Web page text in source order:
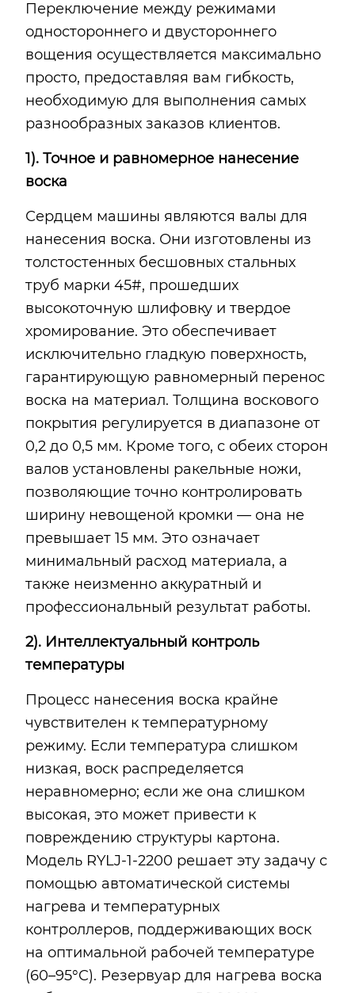
Переключение между режимами
одностороннего и двустороннего
вощения осуществляется максимально
просто, предоставляя вам гибкость,
необходимую для выполнения самых
разнообразных заказов клиентов.
1). Точное и равномерное нанесение
воска
Сердцем машины являются валы для
нанесения воска. Они изготовлены из
толстостенных бесшовных стальных
труб марки 45#, прошедших
высокоточную шлифовку и твердое
хромирование. Это обеспечивает
исключительно гладкую поверхность,
гарантирующую равномерный перенос
воска на материал. Толщина воскового
покрытия регулируется в диапазоне от
0,2 до 0,5 мм. Кроме того, с обеих сторон
валов установлены ракельные ножи,
позволяющие точно контролировать
ширину невощеной кромки — она не
превышает 15 мм. Это означает
минимальный расход материала, а
также неизменно аккуратный и
профессиональный результат работы.
2). Интеллектуальный контроль
температуры
Процесс нанесения воска крайне
чувствителен к температурному
режиму. Если температура слишком
низкая, воск распределяется
неравномерно; если же она слишком
высокая, это может привести к
повреждению структуры картона.
Модель RYLJ-1-2200 решает эту задачу с
помощью автоматической системы
нагрева и температурных
контроллеров, поддерживающих воск
на оптимальной рабочей температуре
(60–95°C). Резервуар для нагрева воска